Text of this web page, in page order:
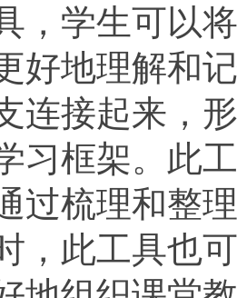
，学生可以
好地理解和
连接起来，
习框架。此
过梳理和整
，此工具也